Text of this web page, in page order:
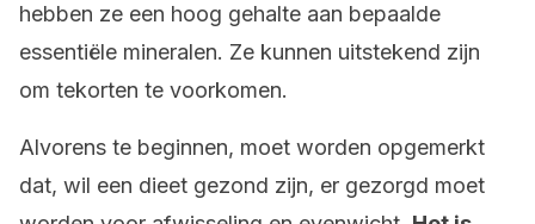
hebben ze een hoog gehalte aan bepaalde
essentiële mineralen. Ze kunnen uitstekend zijn
om tekorten te voorkomen.
Alvorens te beginnen, moet worden opgemerkt
dat, wil een dieet gezond zijn, er gezorgd moet